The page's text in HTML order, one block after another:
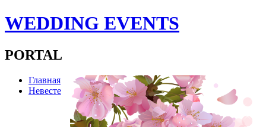
WEDDING EVENTS
PORTAL
Главная
Невесте